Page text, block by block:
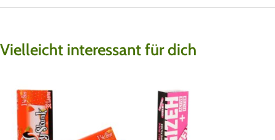
Vielleicht interessant für dich